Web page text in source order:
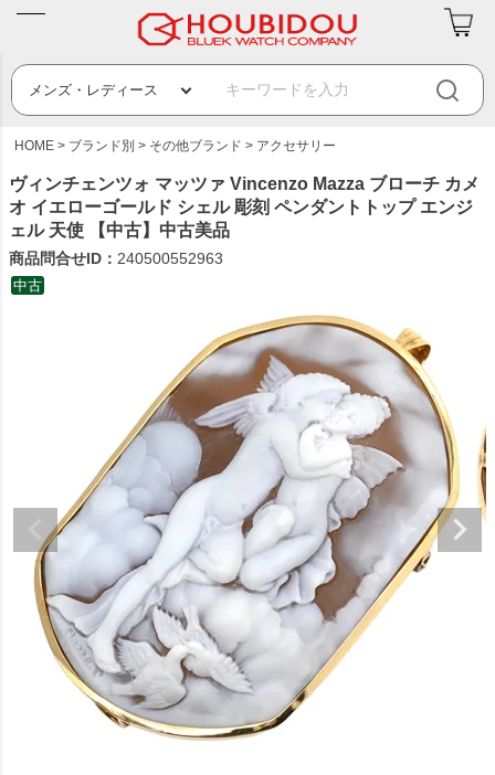
HOME ブランド別 その他ブランド アクセサリー
ヴィンチェンツォ マッツァ Vincenzo Mazza ブローチ カメ
オ イエローゴールド シェル 彫刻 ペンダントトップ エンジ
ェル 天使 【中古】中古美品
商品問合せID： 240500552963
中古